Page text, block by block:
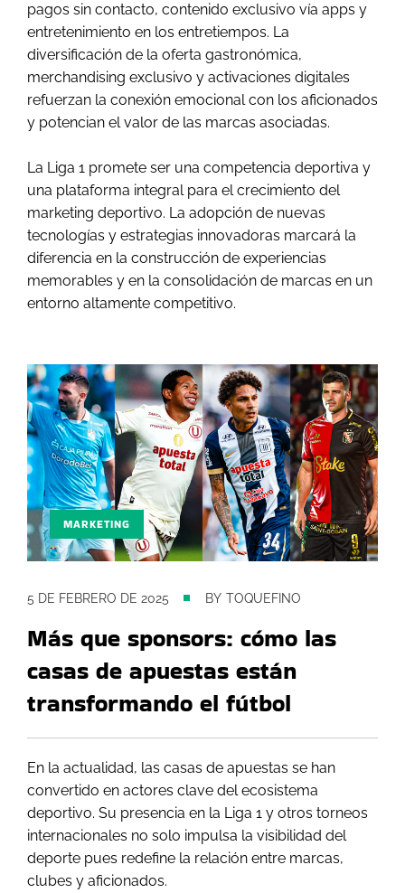
pagos sin contacto, contenido exclusivo vía apps y
entretenimiento en los entretiempos. La
diversificación de la oferta gastronómica,
merchandising exclusivo y activaciones digitales
refuerzan la conexión emocional con los aficionados
y potencian el valor de las marcas asociadas.
La Liga 1 promete ser una competencia deportiva y
una plataforma integral para el crecimiento del
marketing deportivo. La adopción de nuevas
tecnologías y estrategias innovadoras marcará la
diferencia en la construcción de experiencias
memorables y en la consolidación de marcas en un
entorno altamente competitivo.
MARKETING
5 DE FEBRERO DE 2025 BY TOQUEFINO
Más que sponsors: cómo las
casas de apuestas están
transformando el fútbol
En la actualidad, las casas de apuestas se han
convertido en actores clave del ecosistema
deportivo. Su presencia en la Liga 1 y otros torneos
internacionales no solo impulsa la visibilidad del
deporte pues redefine la relación entre marcas,
clubes y aficionados.